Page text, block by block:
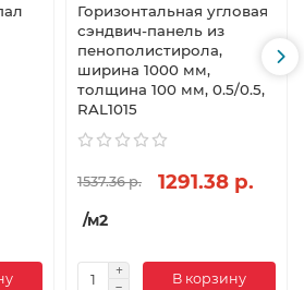
Горизонтальная угловая
сэндвич-панель из
пенополистирола,
ширина 1000 мм,
толщина 100 мм, 0.5/0.5,
RAL1015
1537.36 р. 1291.38 р.
/м2
В корзину